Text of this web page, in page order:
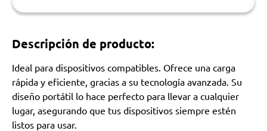
Descripción de producto:
Ideal para dispositivos compatibles. Ofrece una carga
rápida y eficiente, gracias a su tecnología avanzada. Su
diseño portátil lo hace perfecto para llevar a cualquier
lugar, asegurando que tus dispositivos siempre estén
listos para usar.